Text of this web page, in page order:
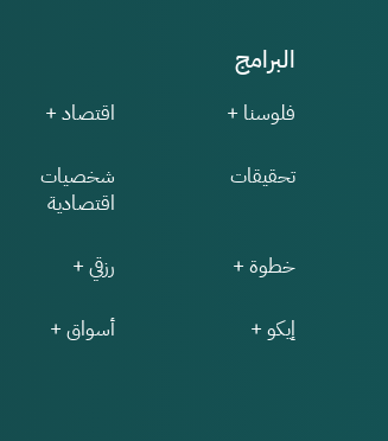
البرامج
فلوسنا + اقتصاد +
تحقيقات
شخصيات
اقتصادية
خطوة + رزقي +
إيكو + أسواق +